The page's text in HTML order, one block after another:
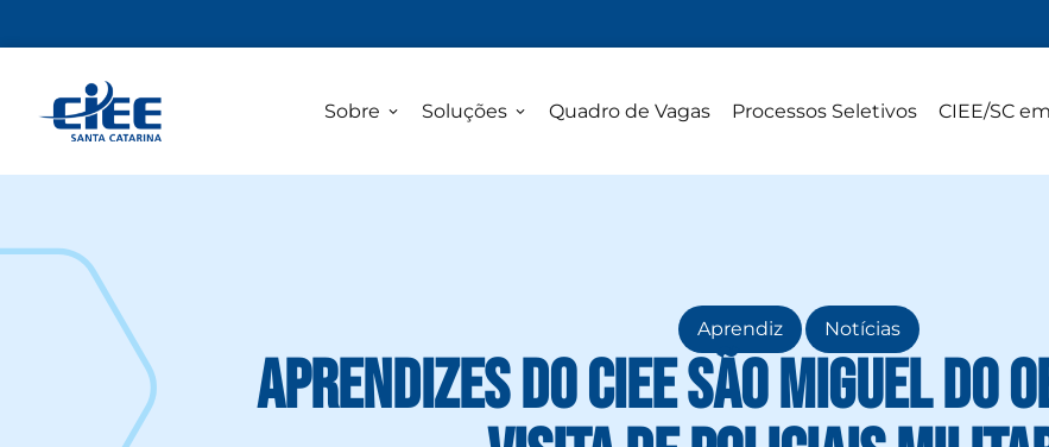
Sobre Soluções Quadro de Vagas Processos Seletivos CIEE/SC
Aprendiz , Notícias
Aprendizes do CIEE São Miguel do